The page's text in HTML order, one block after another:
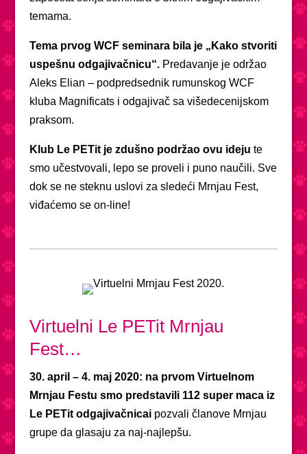
temama.
Tema prvog WCF seminara bila je „Kako stvoriti
uspešnu odgajivačnicu“. Predavanje je održao
Aleks Elian – podpredsednik rumunskog WCF
kluba Magnificats i odgajivač sa višedecenijskom
praksom.
Klub Le PETit je zdušno podržao ovu ideju te
smo učestvovali, lepo se proveli i puno naučili. Sve
dok se ne steknu uslovi za sledeći Mrnjau Fest,
viđaćemo se on-line!
Virtuelni Le PETit Mrnjau
Fest…
30. april – 4. maj 2020: na prvom Virtuelnom
Mrnjau Festu smo predstavili 112 super maca iz
Le PETit odgajivačnicaipozvali članove Mrnjau
grupe da glasaju za naj-najlepšu.